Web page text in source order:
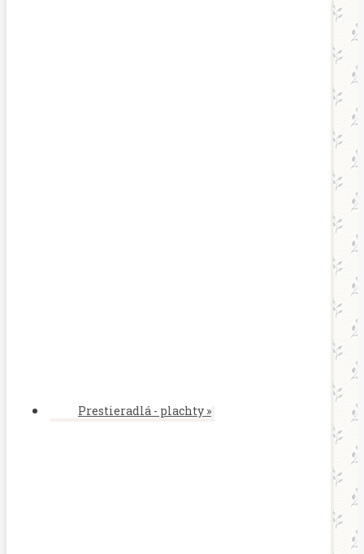
Prestieradlá - plachty »